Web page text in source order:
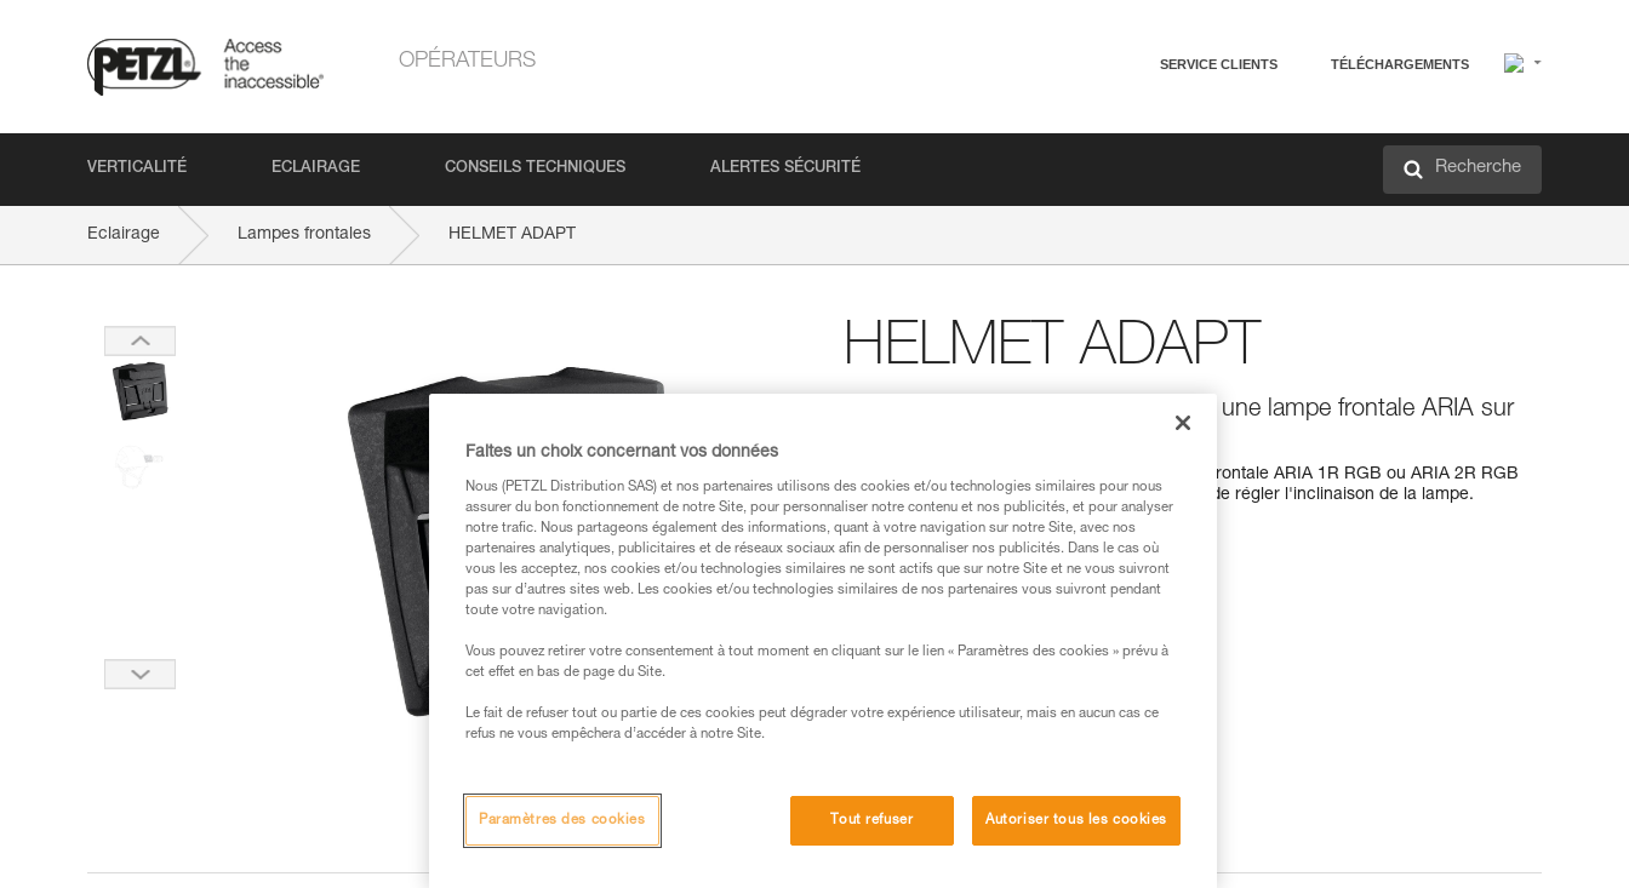
OPÉRATEURS SERVICE CLIENTS TÉLÉCHARGEMENTS
VERTICALITÉ ECLAIRAGE CONSEILS TECHNIQUES ALERTES SÉCURITÉ Recherche
Eclairage Lampes frontales HELMET ADAPT
HELMET ADAPT
Platine adhésive permettant de fixer une lampe frontale ARIA sur
Platine adhésive permettant de fixer une lampe frontale ARIA 1R RGB ou ARIA 2R RGB
sur un casque, tout en conservant la possibilité de régler l'inclinaison de la lampe.
Trouvez un revendeur
Faites un choix concernant vos données
Nous (PETZL Distribution SAS) et nos partenaires utilisons des cookies et/ou technologies similaires pour nous
assurer du bon fonctionnement de notre Site, pour personnaliser notre contenu et nos publicités, et pour analyser
notre trafic. Nous partageons également des informations, quant à votre navigation sur notre Site, avec nos
partenaires analytiques, publicitaires et de réseaux sociaux afin de personnaliser nos publicités. Dans le cas où
vous les acceptez, nos cookies et/ou technologies similaires ne sont actifs que sur notre Site et ne vous suivront
pas sur d’autres sites web. Les cookies et/ou technologies similaires de nos partenaires vous suivront pendant
toute votre navigation.
Vous pouvez retirer votre consentement à tout moment en cliquant sur le lien « Paramètres des cookies » prévu à
cet effet en bas de page du Site.
Le fait de refuser tout ou partie de ces cookies peut dégrader votre expérience utilisateur, mais en aucun cas ce
refus ne vous empêchera d’accéder à notre Site.
Tout refuser Autoriser tous les cookies
Paramètres des cookies